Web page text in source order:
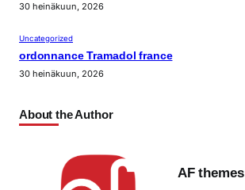
30 heinäkuun, 2026
Uncategorized
ordonnance Tramadol france
30 heinäkuun, 2026
About the Author
AF themes